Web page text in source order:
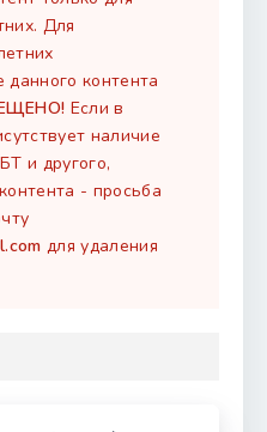
Для
контента
Если в
наличие
и другого,
- просьба
для удаления